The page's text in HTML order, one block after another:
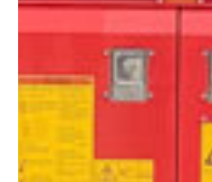
Ver ficha técnica
¿Tienes dudas a la hora de